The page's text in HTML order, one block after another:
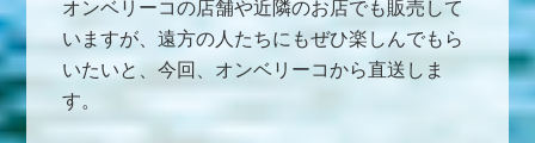
オンベリーコの店舗や近隣のお店でも販売して
いますが、遠方の人たちにもぜひ楽しんでもら
いたいと、今回、オンベリーコから直送しま
す。